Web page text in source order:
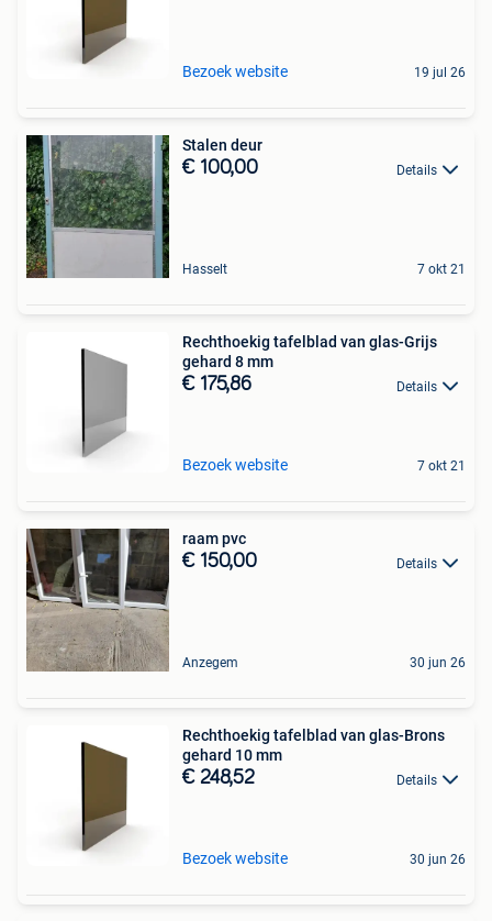
Bezoek website 19 jul 26
Stalen deur
€ 100,00 Details
Hasselt 7 okt 21
Rechthoekig tafelblad van glas-Grijs
gehard 8 mm
€ 175,86 Details
Bezoek website 7 okt 21
raam pvc
€ 150,00 Details
Anzegem 30 jun 26
Rechthoekig tafelblad van glas-Brons
gehard 10 mm
€ 248,52 Details
Bezoek website 30 jun 26